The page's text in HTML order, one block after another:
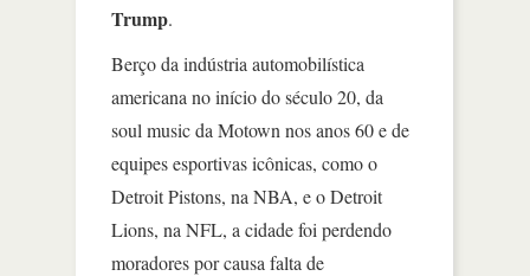
Trump.
Berço da indústria automobilística
americana no início do século 20, da
soul music da Motown nos anos 60 e de
equipes esportivas icônicas, como o
Detroit Pistons, na NBA, e o Detroit
Lions, na NFL, a cidade foi perdendo
moradores por causa falta de